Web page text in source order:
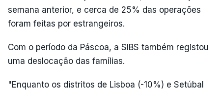
semana anterior, e cerca de 25% das operações
foram feitas por estrangeiros.
Com o período da Páscoa, a SIBS também registou
uma deslocação das famílias.
"Enquanto os distritos de Lisboa (-10%) e Setúbal